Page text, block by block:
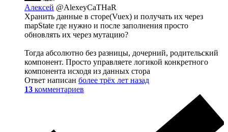
Алексей @AlexeyCaTHaR
Хранить данные в сторе(Vuex) и получать их через
mapState где нужно и после заполнения просто
обновлять их через мутацию?
Тогда абсолютно без разницы, дочерний, родительский
компонент. Просто управляете логикой конкретного
компонента исходя из данных стора
Ответ написан более трёх лет назад
13 комментариев